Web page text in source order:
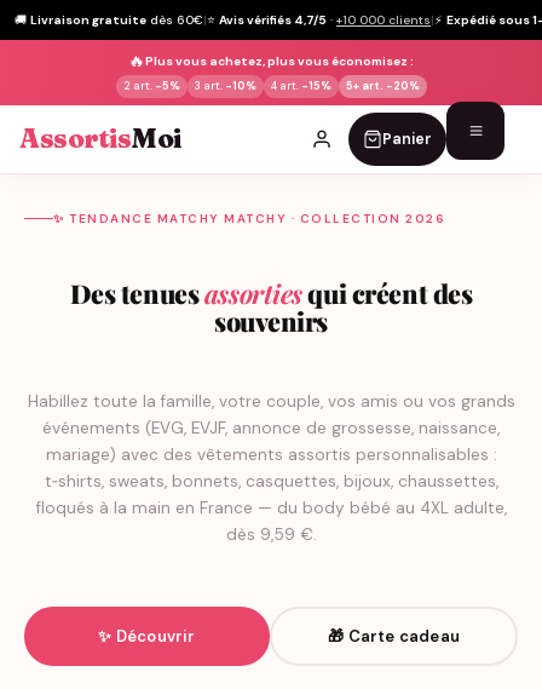
🚚 Livraison gratuite dès 60€|⭐ Avis vérifiés 4,7/5 · +10 000 clients|⚡ Expédié sous
🔥Plus vous achetez, plus vous économisez :
2 art. -5% 3 art. -10% 4 art. -15% 5+ art. -20%
AssortisMoi Panier
✨ TENDANCE MATCHY MATCHY · COLLECTION 2026
Des tenuesassortiesqui créent des
souvenirs
Habillez toute la famille, votre couple, vos amis ou vos grands
événements (EVG, EVJF, annonce de grossesse, naissance,
mariage) avec des vêtements assortis personnalisables :
t‑shirts, sweats, bonnets, casquettes, bijoux, chaussettes,
floqués à la main en France — du body bébé au 4XL adulte,
dès 9,59 €.
✨ Découvrir 🎁 Carte cadeau